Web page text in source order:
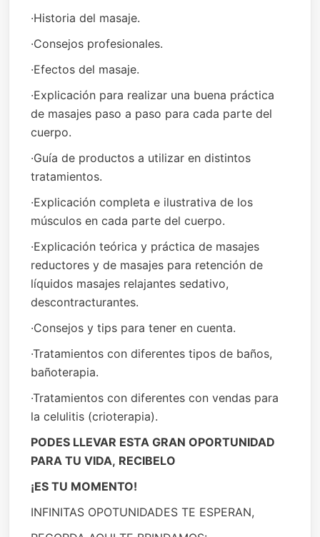
·Historia del masaje.
·Consejos profesionales.
·Efectos del masaje.
·Explicación para realizar una buena práctica
de masajes paso a paso para cada parte del
cuerpo.
·Guía de productos a utilizar en distintos
tratamientos.
·Explicación completa e ilustrativa de los
músculos en cada parte del cuerpo.
·Explicación teórica y práctica de masajes
reductores y de masajes para retención de
líquidos masajes relajantes sedativo,
descontracturantes.
·Consejos y tips para tener en cuenta.
·Tratamientos con diferentes tipos de baños,
bañoterapia.
·Tratamientos con diferentes con vendas para
la celulitis (crioterapia).
PODES LLEVAR ESTA GRAN OPORTUNIDAD
PARA TU VIDA, RECIBELO
¡ES TU MOMENTO!
INFINITAS OPOTUNIDADES TE ESPERAN,